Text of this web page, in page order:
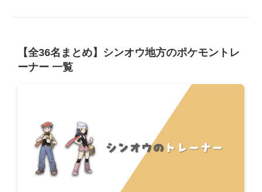
【全36名まとめ】シンオウ地方のポケモントレ
ーナー 一覧